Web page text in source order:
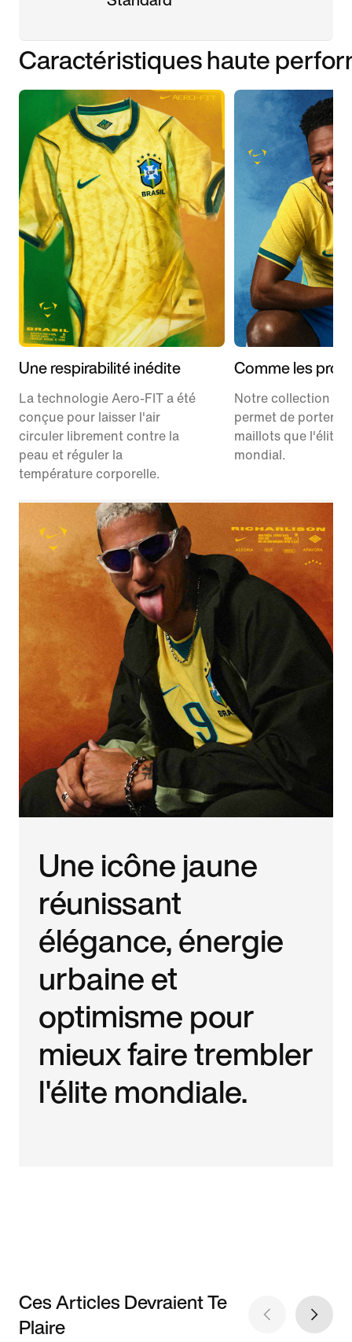
Caractéristiques haute
Une respirabilité inédite
La technologie Aero-FIT a été
conçue pour laisser l'air
circuler librement contre la
peau et réguler la
température corporelle.
Comme les pros
Notre collection
permet de porter
maillots que l'élite
mondial.
Une icône jaune
réunissant
élégance, énergie
urbaine et
optimisme pour
mieux faire trembler
l'élite mondiale.
Ces Articles Devraient Te
Plaire